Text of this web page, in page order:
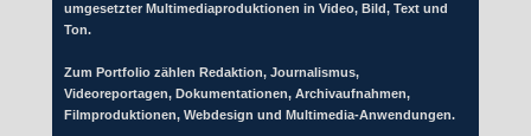
umgesetzter Multimediaproduktionen in Video, Bild, Text und
Ton.
Zum Portfolio zählen Redaktion, Journalismus,
Videoreportagen, Dokumentationen, Archivaufnahmen,
Filmproduktionen, Webdesign und Multimedia-Anwendungen.